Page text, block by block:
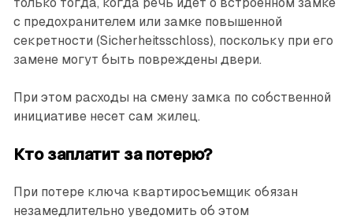
с предохранителем или замке повышенной
секретности (Sicherheitsschloss), поскольку при его
замене могут быть повреждены двери.
При этом расходы на смену замка по собственной
инициативе несет сам жилец.
Кто заплатит за потерю?
При потере ключа квартиро­съемщик обязан
незамедлительно уведомить об этом